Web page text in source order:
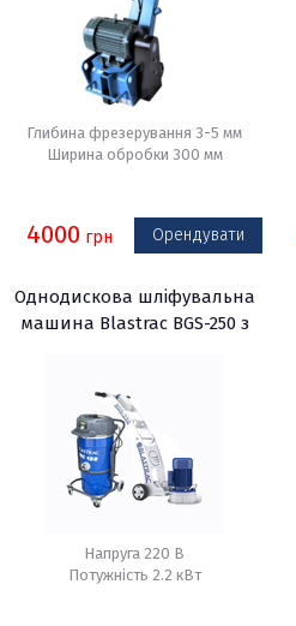
Глибина фрезерування 3-5 мм
Ширина обробки 300 мм
4000 грн Орендувати
Однодискова шліфувальна
машина Blastrac BGS-250 з
Напруга 220 В
Потужність 2.2 кВт